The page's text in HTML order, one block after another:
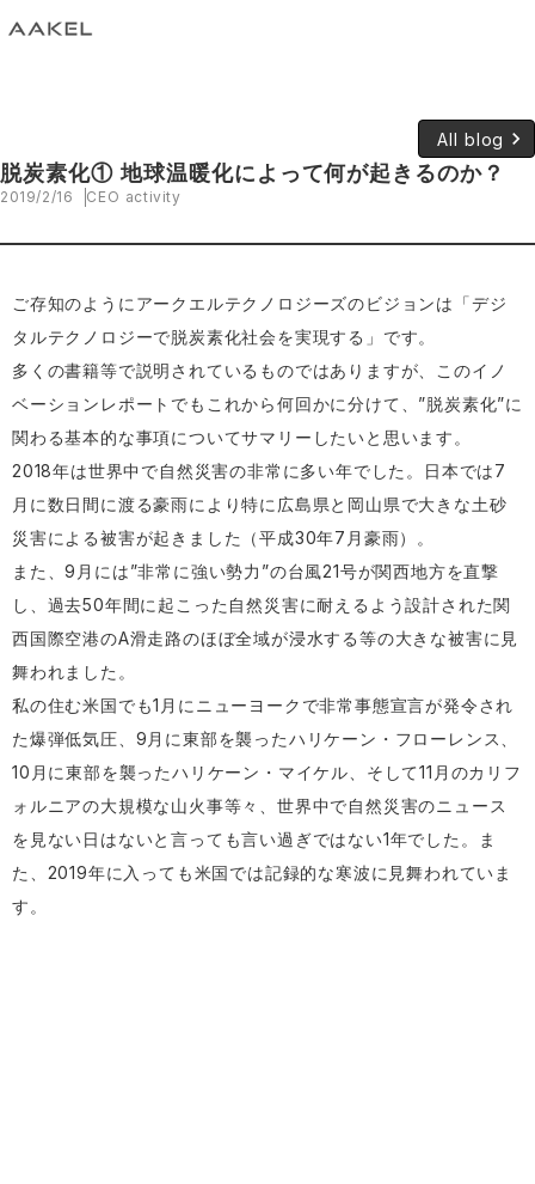
All blog keyboard_arrow_right
脱炭素化① 地球温暖化によって何が起きるのか？
2019/2/16 CEO activity
ご存知のようにアークエルテクノロジーズのビジョンは「デジ
タルテクノロジーで脱炭素化社会を実現する」です。
多くの書籍等で説明されているものではありますが、このイノ
ベーションレポートでもこれから何回かに分けて、”脱炭素化”に
関わる基本的な事項についてサマリーしたいと思います。
2018年は世界中で自然災害の非常に多い年でした。日本では7
月に数日間に渡る豪雨により特に広島県と岡山県で大きな土砂
災害による被害が起きました（平成30年7月豪雨）。
また、9月には”非常に強い勢力”の台風21号が関西地方を直撃
し、過去50年間に起こった自然災害に耐えるよう設計された関
西国際空港のA滑走路のほぼ全域が浸水する等の大きな被害に見
舞われました。
私の住む米国でも1月にニューヨークで非常事態宣言が発令され
た爆弾低気圧、9月に東部を襲ったハリケーン・フローレンス、
10月に東部を襲ったハリケーン・マイケル、そして11月のカリフ
ォルニアの大規模な山火事等々、世界中で自然災害のニュース
を見ない日はないと言っても言い過ぎではない1年でした。ま
た、2019年に入っても米国では記録的な寒波に見舞われていま
す。